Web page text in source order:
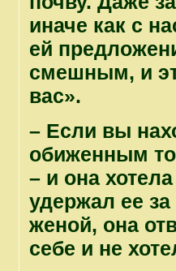
иначе как с
ей
смешным, и
вас».
– Если вы
обиженным
– и она
удержал ее
женой, она
себе и не